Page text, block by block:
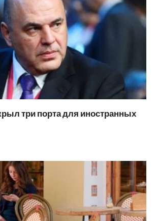
три порта для иностранных